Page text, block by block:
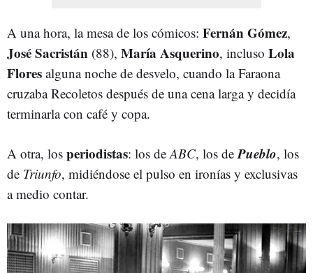
A una hora, la mesa de los cómicos: Fernán Gómez,
José Sacristán (88), María Asquerino, incluso Lola
Flores alguna noche de desvelo, cuando la Faraona
cruzaba Recoletos después de una cena larga y decidía
terminarla con café y copa.
A otra, los periodistas: los de ABC, los dePueblo, los
de Triunfo, midiéndose el pulso en ironías y exclusivas
a medio contar.